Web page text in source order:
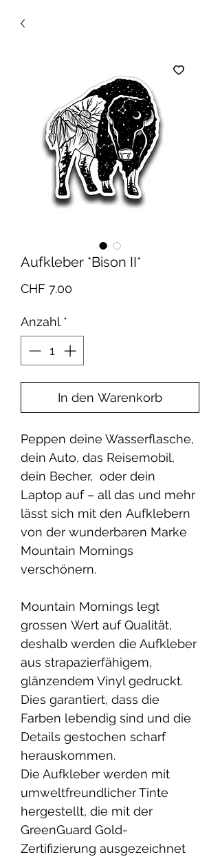
Aufkleber *Bison II*
CHF 7.00
Anzahl *
In den Warenkorb
Peppen deine Wasserflasche,
dein Auto, das Reisemobil,
dein Becher, oder dein
Laptop auf – all das und mehr
lässt sich mit den Aufklebern
von der wunderbaren Marke
Mountain Mornings
verschönern.
Mountain Mornings legt
grossen Wert auf Qualität,
deshalb werden die Aufkleber
aus strapazierfähigem,
glänzendem Vinyl gedruckt.
Dies garantiert, dass die
Farben lebendig sind und die
Details gestochen scharf
herauskommen.
Die Aufkleber werden mit
umweltfreundlicher Tinte
hergestellt, die mit der
GreenGuard Gold-
Zertifizierung ausgezeichnet